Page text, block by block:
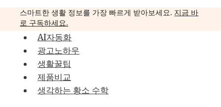
스마트한 생활 정보를 가장 빠르게 받아보세요. 지금 바
로 구독하세요.
AI자동화
광고노하우
생활꿀팁
제품비교
생각하는 황소 수학